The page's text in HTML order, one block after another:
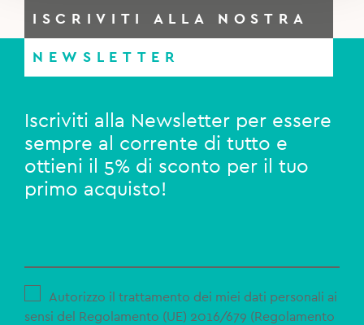
ISCRIVITI ALLA NOSTRA
NEWSLETTER
Iscriviti alla Newsletter per essere
sempre al corrente di tutto e
ottieni il 5% di sconto per il tuo
primo acquisto!
Autorizzo il trattamento dei miei dati personali ai
sensi del Regolamento (UE) 2016/679 (Regolamento